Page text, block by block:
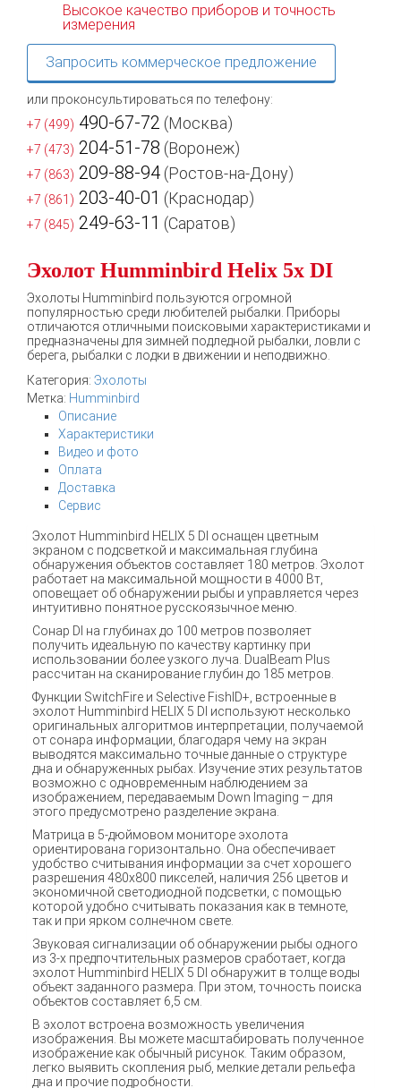
Высокое качество приборов и точность
измерения
Запросить коммерческое предложение
или проконсультироваться по телефону:
+7 (499) 490-67-72 (Москва)
+7 (473) 204-51-78 (Воронеж)
+7 (863) 209-88-94 (Ростов-на-Дону)
+7 (861) 203-40-01 (Краснодар)
+7 (845) 249-63-11 (Саратов)
Эхолот Humminbird Helix 5x DI
Эхолоты Humminbird пользуются огромной
популярностью среди любителей рыбалки. Приборы
отличаются отличными поисковыми характеристиками и
предназначены для зимней подледной рыбалки, ловли с
берега, рыбалки с лодки в движении и неподвижно.
Категория: Эхолоты
Метка: Humminbird
Описание
Характеристики
Видео и фото
Оплата
Доставка
Сервис
Эхолот Humminbird HELIX 5 DI оснащен цветным
экраном с подсветкой и максимальная глубина
обнаружения объектов составляет 180 метров. Эхолот
работает на максимальной мощности в 4000 Вт,
оповещает об обнаружении рыбы и управляется через
интуитивно понятное русскоязычное меню.
Сонар DI на глубинах до 100 метров позволяет
получить идеальную по качеству картинку при
использовании более узкого луча. DualBeam Plus
рассчитан на сканирование глубин до 185 метров.
Функции SwitchFire и Selective FishID+, встроенные в
эхолот Humminbird HELIX 5 DI используют несколько
оригинальных алгоритмов интерпретации, получаемой
от сонара информации, благодаря чему на экран
выводятся максимально точные данные о структуре
дна и обнаруженных рыбах. Изучение этих результатов
возможно с одновременным наблюдением за
изображением, передаваемым Down Imaging – для
этого предусмотрено разделение экрана.
Матрица в 5-дюймовом мониторе эхолота
ориентирована горизонтально. Она обеспечивает
удобство считывания информации за счет хорошего
разрешения 480х800 пикселей, наличия 256 цветов и
экономичной светодиодной подсветки, с помощью
которой удобно считывать показания как в темноте,
так и при ярком солнечном свете.
Звуковая сигнализации об обнаружении рыбы одного
из 3-х предпочтительных размеров сработает, когда
эхолот Humminbird HELIX 5 DI обнаружит в толще воды
объект заданного размера. При этом, точность поиска
объектов составляет 6,5 см.
В эхолот встроена возможность увеличения
изображения. Вы можете масштабировать полученное
изображение как обычный рисунок. Таким образом,
легко выявить скопления рыб, мелкие детали рельефа
дна и прочие подробности.